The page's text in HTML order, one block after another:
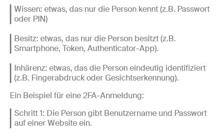
Wissen: etwas, das nur die Person kennt (z.B. Passwort
oder PIN)
Besitz: etwas, das nur die Person besitzt (z.B.
Smartphone, Token, Authenticator-App).
Inhärenz: etwas, das die Person eindeutig identifiziert
(z.B. Fingerabdruck oder Gesichtserkennung).
Ein Beispiel für eine 2FA-Anmeldung:
Schritt 1: Die Person gibt Benutzername und Passwort
auf einer Website ein.